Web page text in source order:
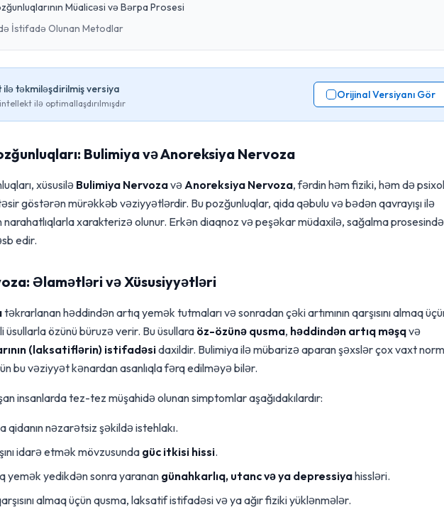
Müalicəsi və Bərpa Prosesi
İstifadə Olunan Metodlar
ilə təkmiləşdirilmiş versiya
ilə optimallaşdırılmışdır
Orijinal Versiyanı Gör
Bulimiya və Anoreksiya Nervoza
xüsusilə Bulimiya NervozavəAnoreksiya Nervoza, fərdin həm fiziki, həm də
göstərən mürəkkəb vəziyyətlərdir. Bu pozğunluqlar, qida qəbulu və bədən qavrayışı ilə
narahatlıqlarla xarakterizə olunur. Erkən diaqnoz və peşəkar müdaxilə, sağalma prosesində
edir.
Əlamətləri və Xüsusiyyətləri
təkrarlanan həddindən artıq yemək tutmaları və sonradan çəki artımının qarşısını almaq
özünü büruzə verir. Bu üsullara öz-özünə qusma, həddindən artıq məşqvə
(laksatiflərin) istifadəsidaxildir. Bulimiya ilə mübarizə aparan şəxslər çox vaxt
bu vəziyyət kənardan asanlıqla fərq edilməyə bilər.
insanlarda tez-tez müşahidə olunan simptomlar aşağıdakılardır:
qidanın nəzarətsiz şəkildə istehlakı.
idarə etmək mövzusunda güc itkisi hissi.
yemək yedikdən sonra yaranangünahkarlıq, utanc və ya depressiyahissləri.
almaq üçün qusma, laksatif istifadəsi və ya ağır fiziki yüklənmələr.